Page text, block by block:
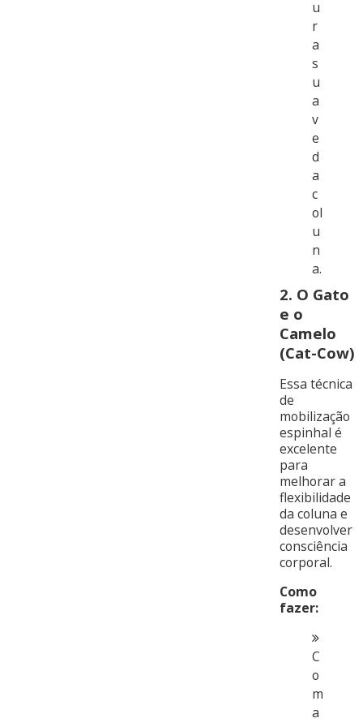
u
r
a
s
u
a
v
e
d
a
c
ol
u
n
a.
2. O Gato
e o
Camelo
(Cat-Cow)
Essa técnica
de
mobilização
espinhal é
excelente
para
melhorar a
flexibilidade
da coluna e
desenvolver
consciência
corporal.
Como
fazer:
C
o
m
a